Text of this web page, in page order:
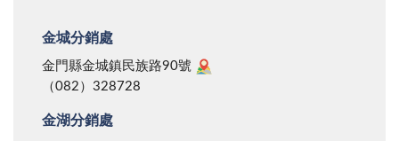
金城分銷處
金門縣金城鎮民族路90號
（082）328728
金湖分銷處